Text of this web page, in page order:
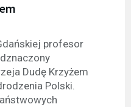
profesor
Dudę Krzyżem
Polski.